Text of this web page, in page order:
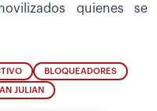
quienes se
BLOQUEADORES
JULIAN